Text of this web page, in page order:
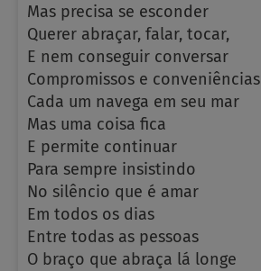
Mas precisa se esconder
Querer abraçar, falar, tocar,
E nem conseguir conversar
Compromissos e conveniências
Cada um navega em seu mar
Mas uma coisa fica
E permite continuar
Para sempre insistindo
No silêncio que é amar
Em todos os dias
Entre todas as pessoas
O braço que abraça lá longe